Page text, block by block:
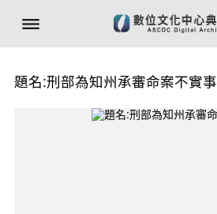
題名:刑部為知州承審命案不實事